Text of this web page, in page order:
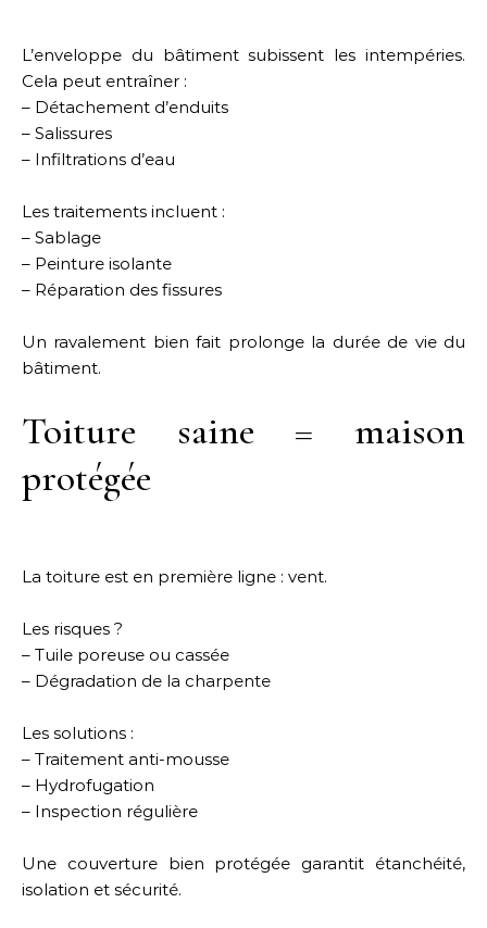
L’enveloppe du bâtiment subissent les intempéries.
Cela peut entraîner :
– Détachement d’enduits
– Salissures
– Infiltrations d’eau
Les traitements incluent :
– Sablage
– Peinture isolante
– Réparation des fissures
Un ravalement bien fait prolonge la durée de vie du
bâtiment.
Toiture saine = maison
protégée
La toiture est en première ligne : vent.
Les risques ?
– Tuile poreuse ou cassée
– Dégradation de la charpente
Les solutions :
– Traitement anti-mousse
– Hydrofugation
– Inspection régulière
Une couverture bien protégée garantit étanchéité,
isolation et sécurité.